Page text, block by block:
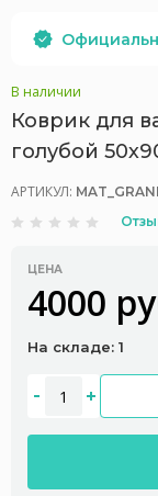
В наличии
Коврик для
голубой
АРТИКУЛ:
ЦЕНА
4000
На складе: 1